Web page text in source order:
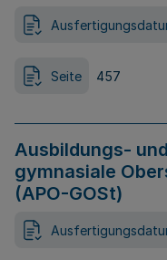
Seite 457
Ausbildungs-
gymnasiale
(APO-GOSt)